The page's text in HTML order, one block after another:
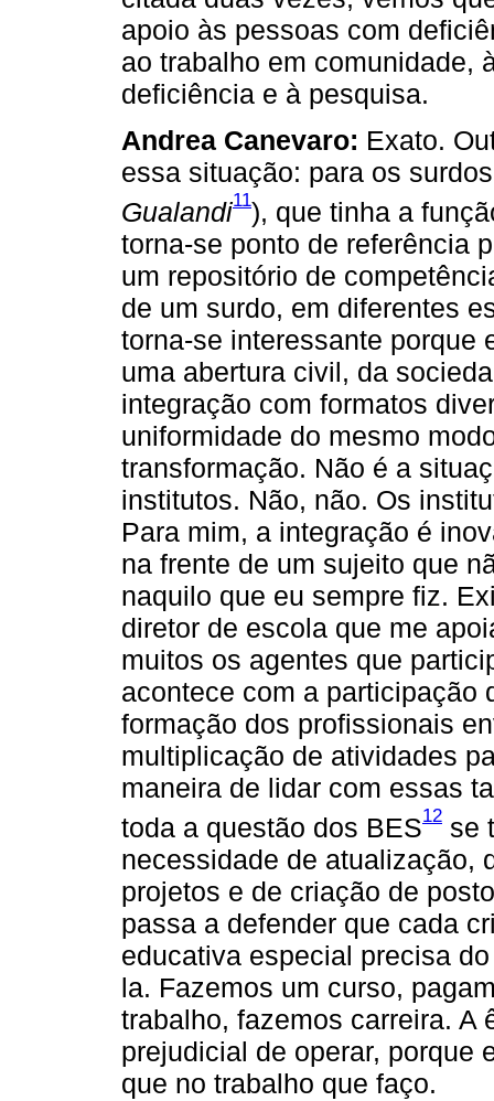
apoio às pessoas com
ao trabalho em comunidade,
deficiência e à pesquisa.
Andrea Canevaro: Exato.
essa situação: para os
Gualandi11), que tinha a
torna-se ponto de referência
um repositório de
de um surdo, em diferentes
torna-se interessante porque
uma abertura civil, da
integração com formatos
uniformidade do mesmo
transformação. Não é a
institutos. Não, não. Os
Para mim, a integração é
na frente de um sujeito que
naquilo que eu sempre fiz.
diretor de escola que me
muitos os agentes que
acontece com a participação
formação dos profissionais
multiplicação de atividades
maneira de lidar com essas
toda a questão dos BES12 se
necessidade de atualização,
projetos e de criação de
passa a defender que cada
educativa especial precisa
la. Fazemos um curso,
trabalho, fazemos carreira. A
prejudicial de operar, porque
que no trabalho que faço.